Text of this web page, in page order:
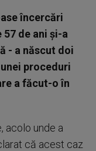
încercări
de ani și-a
- a născut doi
proceduri
a făcut-o în
acolo unde a
că acest caz